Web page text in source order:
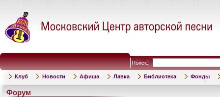
Поиск:
Клуб Новости Афиша Лавка Библиотека Фонды
Форум